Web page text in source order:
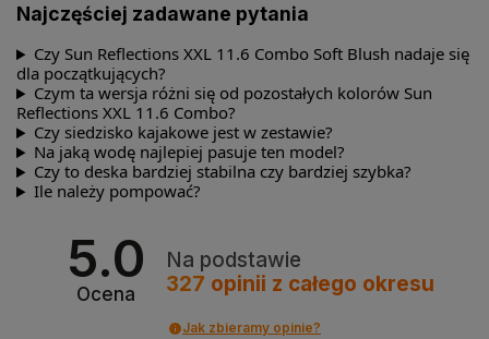
Najczęściej zadawane pytania
Czy Sun Reflections XXL 11.6 Combo Soft Blush nadaje się
dla początkujących?
Czym ta wersja różni się od pozostałych kolorów Sun
Reflections XXL 11.6 Combo?
Czy siedzisko kajakowe jest w zestawie?
Na jaką wodę najlepiej pasuje ten model?
Czy to deska bardziej stabilna czy bardziej szybka?
Ile należy pompować?
5.0
Ocena
Na podstawie
327 opinii z całego okresu
Jak zbieramy opinie?